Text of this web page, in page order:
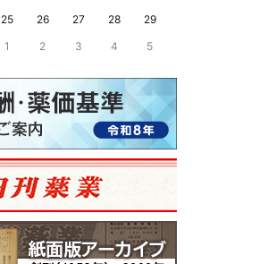
25 26 27 28
29
1 2 3 4 5